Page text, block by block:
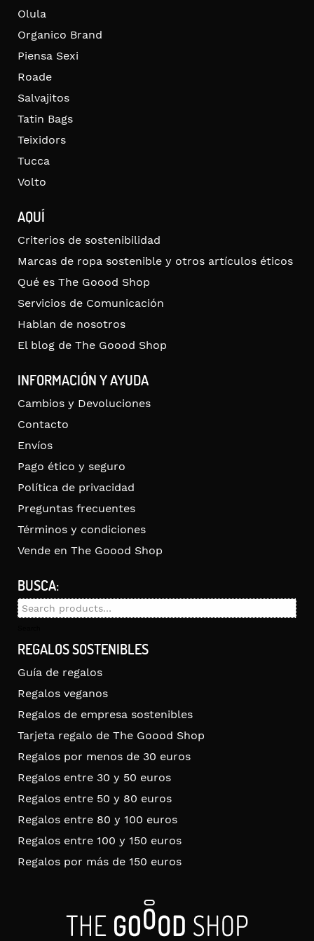
Olula
Organico Brand
Piensa Sexi
Roade
Salvajitos
Tatin Bags
Teixidors
Tucca
Volto
AQUÍ
Criterios de sostenibilidad
Marcas de ropa sostenible y otros artículos éticos
Qué es The Goood Shop
Servicios de Comunicación
Hablan de nosotros
El blog de The Goood Shop
INFORMACIÓN Y AYUDA
Cambios y Devoluciones
Contacto
Envíos
Pago ético y seguro
Política de privacidad
Preguntas frecuentes
Términos y condiciones
Vende en The Goood Shop
BUSCA:
Search
REGALOS SOSTENIBLES
Guía de regalos
Regalos veganos
Regalos de empresa sostenibles
Tarjeta regalo de The Goood Shop
Regalos por menos de 30 euros
Regalos entre 30 y 50 euros
Regalos entre 50 y 80 euros
Regalos entre 80 y 100 euros
Regalos entre 100 y 150 euros
Regalos por más de 150 euros